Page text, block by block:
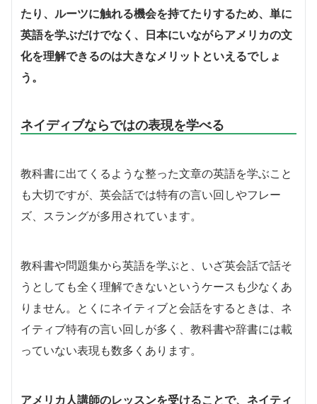
たり、ルーツに触れる機会を持てたりするため、単に
英語を学ぶだけでなく、日本にいながらアメリカの文
化を理解できるのは大きなメリットといえるでしょ
う。
ネイディブならではの表現を学べる
教科書に出てくるような整った文章の英語を学ぶこと
も大切ですが、英会話では特有の言い回しやフレー
ズ、スラングが多用されています。
教科書や問題集から英語を学ぶと、いざ英会話で話そ
うとしても全く理解できないというケースも少なくあ
りません。とくにネイティブと会話をするときは、ネ
イティブ特有の言い回しが多く、教科書や辞書には載
っていない表現も数多くあります。
アメリカ人講師のレッスンを受けることで、ネイティ